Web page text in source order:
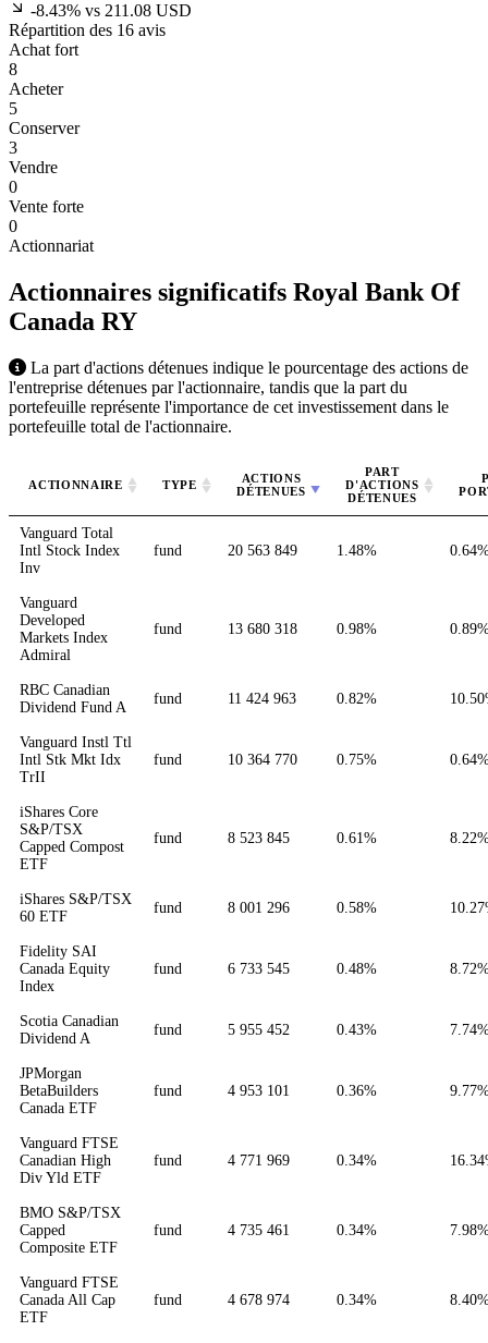
-8.43% vs 211.08 USD
Répartition des 16 avis
Achat fort
8
Acheter
5
Conserver
3
Vendre
0
Vente forte
0
Actionnariat
Actionnaires significatifs Royal Bank Of
Canada RY
La part d'actions détenues indique le pourcentage des actions de
l'entreprise détenues par l'actionnaire, tandis que la part du
portefeuille représente l'importance de cet investissement dans le
portefeuille total de l'actionnaire.
ACTIONNAIRE TYPE
ACTIONS
DÉTENUES
PART
D'ACTIONS
DÉTENUES
Vanguard Total
Intl Stock Index
Inv
fund 20 563 849 1.48%
Vanguard
Developed
Markets Index
Admiral
fund 13 680 318 0.98%
RBC Canadian
Dividend Fund A
fund 11 424 963 0.82%
Vanguard Instl Ttl
Intl Stk Mkt Idx
TrII
fund 10 364 770 0.75%
iShares Core
S&P/TSX
Capped Compost
ETF
fund 8 523 845 0.61%
iShares S&P/TSX
60 ETF
fund 8 001 296 0.58%
Fidelity SAI
Canada Equity
Index
fund 6 733 545 0.48%
Scotia Canadian
Dividend A
fund 5 955 452 0.43%
JPMorgan
BetaBuilders
Canada ETF
fund 4 953 101 0.36%
Vanguard FTSE
Canadian High
Div Yld ETF
fund 4 771 969 0.34%
BMO S&P/TSX
Capped
Composite ETF
fund 4 735 461 0.34%
Vanguard FTSE
Canada All Cap
ETF
fund 4 678 974 0.34%